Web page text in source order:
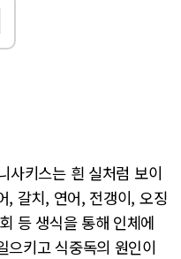
키스는 흰 실처럼 보이
, 갈치, 연어, 전갱이, 오징
등 생식을 통해 인체에
으키고 식중독의 원인이